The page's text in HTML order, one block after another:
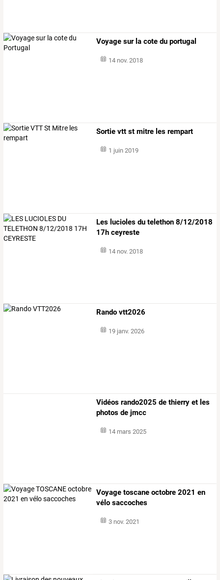
Voyage sur la cote du portugal
14 nov. 2018
Sortie vtt st mitre les rempart
1 juin 2019
Les lucioles du telethon 8/12/2018
17h ceyreste
14 nov. 2018
Rando vtt2026
19 janv. 2026
Vidéos rando2025 de thierry et les
photos de jmcc
14 mars 2025
Voyage toscane octobre 2021 en
vélo saccoches
3 nov. 2021